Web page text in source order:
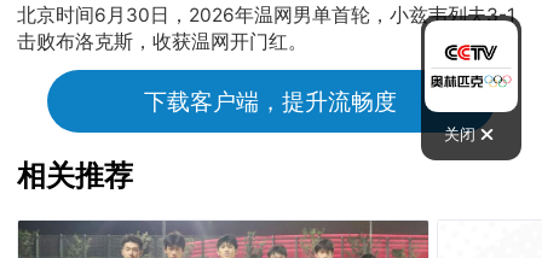
北京时间6月30日，2026年温网男单首轮，小兹韦列夫3-1
击败布洛克斯，收获温网开门红。
下载客户端，提升流畅度
相关推荐
关闭